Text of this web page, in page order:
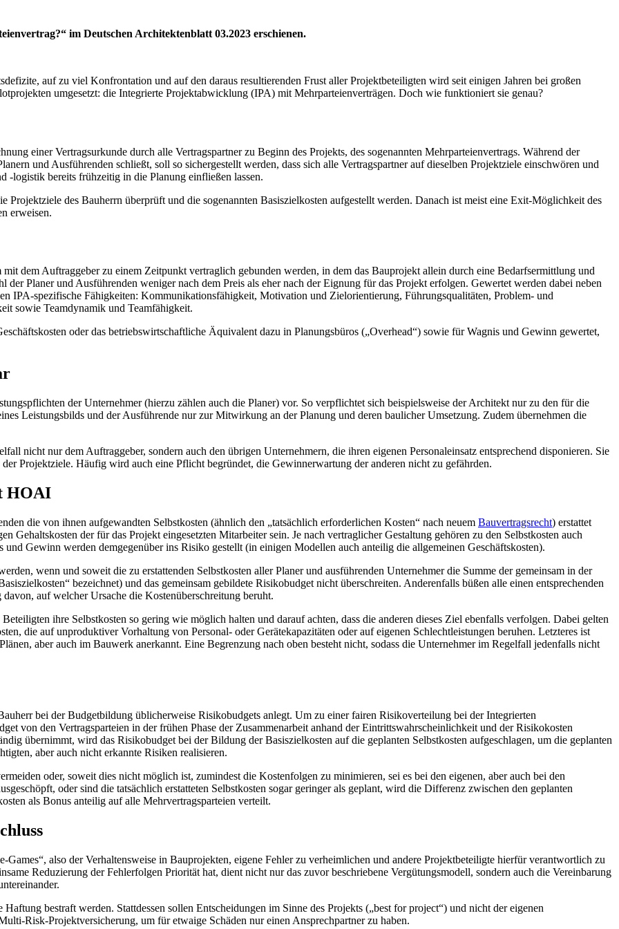
im Deutschen Architektenblatt 03.2023 erschienen.
auf zu viel Konfrontation und auf den daraus resultierenden Frust aller Projektbeteiligten wird seit einigen Jahren bei großen
umgesetzt: die Integrierte Projektabwicklung (IPA) mit Mehrparteienverträgen. Doch wie funktioniert sie genau?
einer Vertragsurkunde durch alle Vertragspartner zu Beginn des Projekts, des sogenannten Mehrparteienvertrags. Während der
und Ausführenden schließt, soll so sichergestellt werden, dass sich alle Vertragspartner auf dieselben Projektziele einschwören und
-logistik bereits frühzeitig in die Planung einfließen lassen.
Projektziele des Bauherrn überprüft und die sogenannten Basiszielkosten aufgestellt werden. Danach ist meist eine Exit-Möglichkeit des
erweisen.
dem Auftraggeber zu einem Zeitpunkt vertraglich gebunden werden, in dem das Bauprojekt allein durch eine Bedarfsermittlung und
Planer und Ausführenden weniger nach dem Preis als eher nach der Eignung für das Projekt erfolgen. Gewertet werden dabei neben
IPA-spezifische Fähigkeiten: Kommunikationsfähigkeit, Motivation und Zielorientierung, Führungsqualitäten, Problem- und
sowie Teamdynamik und Teamfähigkeit.
oder das betriebswirtschaftliche Äquivalent dazu in Planungsbüros („Overhead“) sowie für Wagnis und Gewinn gewertet,
der Unternehmer (hierzu zählen auch die Planer) vor. So verpflichtet sich beispielsweise der Architekt nur zu den für die
Leistungsbilds und der Ausführende nur zur Mitwirkung an der Planung und deren baulicher Umsetzung. Zudem übernehmen die
nicht nur dem Auftraggeber, sondern auch den übrigen Unternehmern, die ihren eigenen Personaleinsatz entsprechend disponieren. Sie
Projektziele. Häufig wird auch eine Pflicht begründet, die Gewinnerwartung der anderen nicht zu gefährden.
HOAI
die von ihnen aufgewandten Selbstkosten (ähnlich den „tatsächlich erforderlichen Kosten“ nach neuem Bauvertragsrecht) erstattet
Gehaltskosten der für das Projekt eingesetzten Mitarbeiter sein. Je nach vertraglicher Gestaltung gehören zu den Selbstkosten auch
und Gewinn werden demgegenüber ins Risiko gestellt (in einigen Modellen auch anteilig die allgemeinen Geschäftskosten).
wenn und soweit die zu erstattenden Selbstkosten aller Planer und ausführenden Unternehmer die Summe der gemeinsam in der
bezeichnet) und das gemeinsam gebildete Risikobudget nicht überschreiten. Anderenfalls büßen alle einen entsprechenden
auf welcher Ursache die Kostenüberschreitung beruht.
ihre Selbstkosten so gering wie möglich halten und darauf achten, dass die anderen dieses Ziel ebenfalls verfolgen. Dabei gelten
die auf unproduktiver Vorhaltung von Personal- oder Gerätekapazitäten oder auf eigenen Schlechtleistungen beruhen. Letzteres ist
aber auch im Bauwerk anerkannt. Eine Begrenzung nach oben besteht nicht, sodass die Unternehmer im Regelfall jedenfalls nicht
bei der Budgetbildung üblicherweise Risikobudgets anlegt. Um zu einer fairen Risikoverteilung bei der Integrierten
von den Vertragsparteien in der frühen Phase der Zusammenarbeit anhand der Eintrittswahrscheinlichkeit und der Risikokosten
übernimmt, wird das Risikobudget bei der Bildung der Basiszielkosten auf die geplanten Selbstkosten aufgeschlagen, um die geplanten
aber auch nicht erkannte Risiken realisieren.
oder, soweit dies nicht möglich ist, zumindest die Kostenfolgen zu minimieren, sei es bei den eigenen, aber auch bei den
oder sind die tatsächlich erstatteten Selbstkosten sogar geringer als geplant, wird die Differenz zwischen den geplanten
als Bonus anteilig auf alle Mehrvertragsparteien verteilt.
also der Verhaltensweise in Bauprojekten, eigene Fehler zu verheimlichen und andere Projektbeteiligte hierfür verantwortlich zu
Reduzierung der Fehlerfolgen Priorität hat, dient nicht nur das zuvor beschriebene Vergütungsmodell, sondern auch die Vereinbarung
bestraft werden. Stattdessen sollen Entscheidungen im Sinne des Projekts („best for project“) und nicht der eigenen
Risk-Projektversicherung, um für etwaige Schäden nur einen Ansprechpartner zu haben.